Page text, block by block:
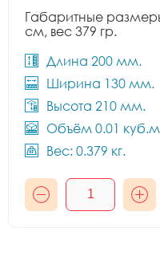
Габаритные
см, вес 379 гр.
Длина 200 мм.
Ширина 130 мм.
Высота 210 мм.
Объём 0.01
Вес: 0.379 кг.